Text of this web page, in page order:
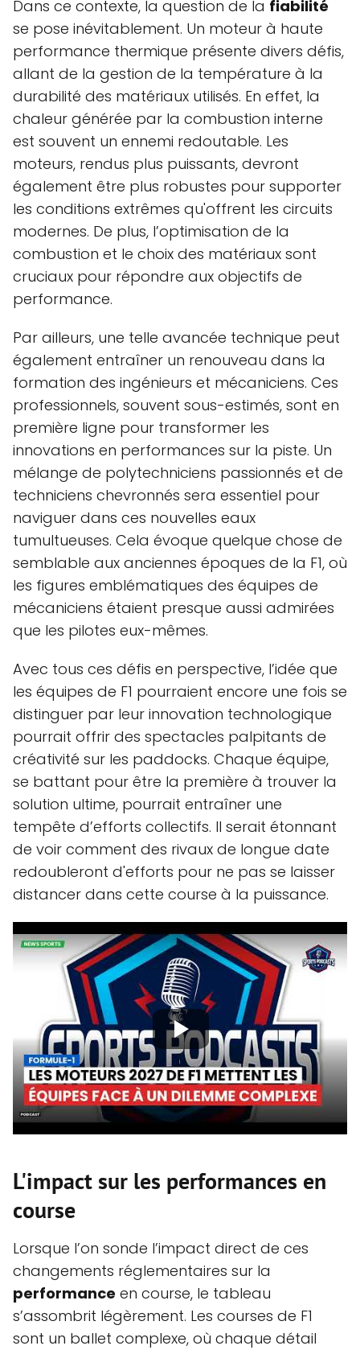
Dans ce contexte, la question de la fiabilité
se pose inévitablement. Un moteur à haute
performance thermique présente divers défis,
allant de la gestion de la température à la
durabilité des matériaux utilisés. En effet, la
chaleur générée par la combustion interne
est souvent un ennemi redoutable. Les
moteurs, rendus plus puissants, devront
également être plus robustes pour supporter
les conditions extrêmes qu'offrent les circuits
modernes. De plus, l’optimisation de la
combustion et le choix des matériaux sont
cruciaux pour répondre aux objectifs de
performance.
Par ailleurs, une telle avancée technique peut
également entraîner un renouveau dans la
formation des ingénieurs et mécaniciens. Ces
professionnels, souvent sous-estimés, sont en
première ligne pour transformer les
innovations en performances sur la piste. Un
mélange de polytechniciens passionnés et de
techniciens chevronnés sera essentiel pour
naviguer dans ces nouvelles eaux
tumultueuses. Cela évoque quelque chose de
semblable aux anciennes époques de la F1, où
les figures emblématiques des équipes de
mécaniciens étaient presque aussi admirées
que les pilotes eux-mêmes.
Avec tous ces défis en perspective, l’idée que
les équipes de F1 pourraient encore une fois se
distinguer par leur innovation technologique
pourrait offrir des spectacles palpitants de
créativité sur les paddocks. Chaque équipe,
se battant pour être la première à trouver la
solution ultime, pourrait entraîner une
tempête d’efforts collectifs. Il serait étonnant
de voir comment des rivaux de longue date
redoubleront d'efforts pour ne pas se laisser
distancer dans cette course à la puissance.
L'impact sur les performances en
course
Lorsque l’on sonde l’impact direct de ces
changements réglementaires sur la
performance en course, le tableau
s’assombrit légèrement. Les courses de F1
sont un ballet complexe, où chaque détail